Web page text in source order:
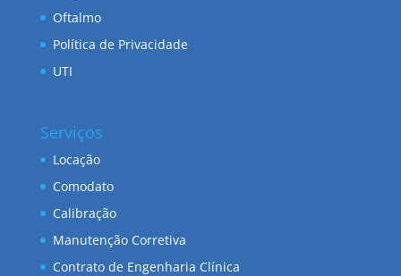
Oftalmo
Política de Privacidade
UTI
Serviços
Locação
Comodato
Calibração
Manutenção Corretiva
Contrato de Engenharia Clínica